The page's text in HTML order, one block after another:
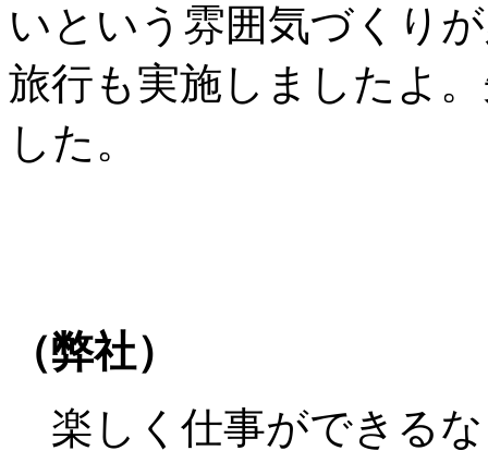
いという雰囲気づくり
旅行も実施しましたよ
した。
（弊社）
楽しく仕事ができる